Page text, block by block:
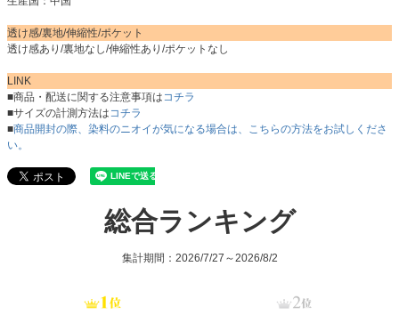
透け感/裏地/伸縮性/ポケット
透け感あり/裏地なし/伸縮性あり/ポケットなし
LINK
■商品・配送に関する注意事項はコチラ
■サイズの計測方法はコチラ
■商品開封の際、染料のニオイが気になる場合は、こちらの方法をお試しくださ
い。
総合ランキング
集計期間：2026/7/27～2026/8/2